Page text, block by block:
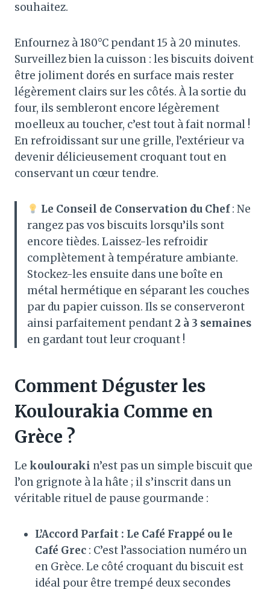
souhaitez.
Enfournez à 180°C pendant 15 à 20 minutes.
Surveillez bien la cuisson : les biscuits doivent
être joliment dorés en surface mais rester
légèrement clairs sur les côtés. À la sortie du
four, ils sembleront encore légèrement
moelleux au toucher, c’est tout à fait normal !
En refroidissant sur une grille, l’extérieur va
devenir délicieusement croquant tout en
conservant un cœur tendre.
Le Conseil de Conservation du Chef: Ne
rangez pas vos biscuits lorsqu’ils sont
encore tièdes. Laissez-les refroidir
complètement à température ambiante.
Stockez-les ensuite dans une boîte en
métal hermétique en séparant les couches
par du papier cuisson. Ils se conserveront
ainsi parfaitement pendant2 à 3 semaines
en gardant tout leur croquant !
Comment Déguster les
Koulourakia Comme en
Grèce ?
Le koulouraki n’est pas un simple biscuit que
l’on grignote à la hâte ; il s’inscrit dans un
véritable rituel de pause gourmande :
L’Accord Parfait : Le Café Frappé ou le
Café Grec : C’est l’association numéro un
en Grèce. Le côté croquant du biscuit est
idéal pour être trempé deux secondes